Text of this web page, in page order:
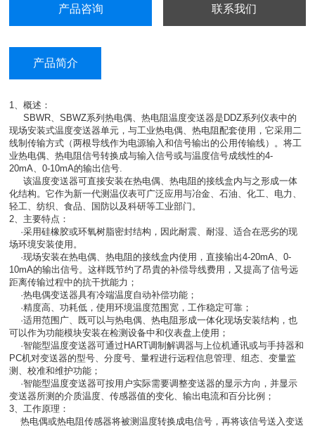
产品咨询 联系我们
产品简介
1、概述：
SBWR、SBWZ系列热电偶、热电阻温度变送器是DDZ系列仪表中的
现场安装式温度变送器单元，与工业热电偶、热电阻配套使用，它采用二
线制传输方式（两根导线作为电源输入和信号输出的公用传输线）。将工
业热电偶、热电阻信号转换成与输入信号或与温度信号成线性的4-
20mA、0-10mA的输出信号.
该温度变送器可直接安装在热电偶、热电阻的接线盒内与之形成一体
化结构。它作为新一代测温仪表可广泛应用与冶金、石油、化工、电力、
轻工、纺织、食品、国防以及科研等工业部门。
2、主要特点：
·采用硅橡胶或环氧树脂密封结构，因此耐震、耐湿、适合在恶劣的现
场环境安装使用。
·现场安装在热电偶、热电阻的接线盒内使用，直接输出4-20mA、0-
10mA的输出信号。这样既节约了昂貴的补偿导线费用，又提高了信号远
距离传输过程中的抗干扰能力；
·热电偶变送器具有冷端温度自动补偿功能；
·精度高、功耗低，使用环境温度范围宽，工作稳定可靠；
·适用范围广、既可以与热电偶、热电阻形成一体化现场安装结构，也
可以作为功能模块安装在检测设备中和仪表盘上使用；
·智能型温度变送器可通过HART调制解调器与上位机通讯或与手持器和
PC机对变送器的型号、分度号、量程进行远程信息管理、组态、变量监
测、校准和维护功能；
·智能型温度变送器可按用户实际需要调整变送器的显示方向，并显示
变送器所测的介质温度、传感器值的变化、输出电流和百分比例；
3、工作原理：
热电偶或热电阻传感器将被测温度转换成电信号，再将该信号送入变送